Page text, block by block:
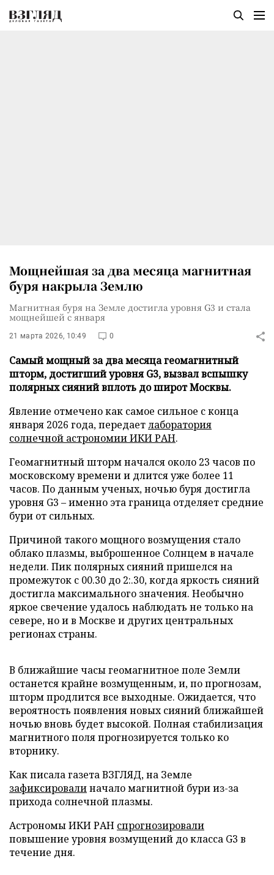
Мощнейшая за два месяца магнитная
буря накрыла Землю
Магнитная буря на Земле достигла уровня G3 и стала
мощнейшей с января
21 марта 2026, 10:49 0
Самый мощный за два месяца геомагнитный
шторм, достигший уровня G3, вызвал вспышку
полярных сияний вплоть до широт Москвы.
Явление отмечено как самое сильное с конца
января 2026 года, передаетлаборатория
солнечной астрономии ИКИ РАН.
Геомагнитный шторм начался около 23 часов по
московскому времени и длится уже более 11
часов. По данным ученых, ночью буря достигла
уровня G3 – именно эта граница отделяет средние
бури от сильных.
Причиной такого мощного возмущения стало
облако плазмы, выброшенное Солнцем в начале
недели. Пик полярных сияний пришелся на
промежуток с 00.30 до 2:.30, когда яркость сияний
достигла максимального значения. Необычно
яркое свечение удалось наблюдать не только на
севере, но и в Москве и других центральных
регионах страны.
В ближайшие часы геомагнитное поле Земли
останется крайне возмущенным, и, по прогнозам,
шторм продлится все выходные. Ожидается, что
вероятность появления новых сияний ближайшей
ночью вновь будет высокой. Полная стабилизация
магнитного поля прогнозируется только ко
вторнику.
Как писала газета ВЗГЛЯД, на Земле
зафиксировалиначало магнитной бури из-за
прихода солнечной плазмы.
Астрономы ИКИ РАН спрогнозировали
повышение уровня возмущений до класса G3 в
течение дня.